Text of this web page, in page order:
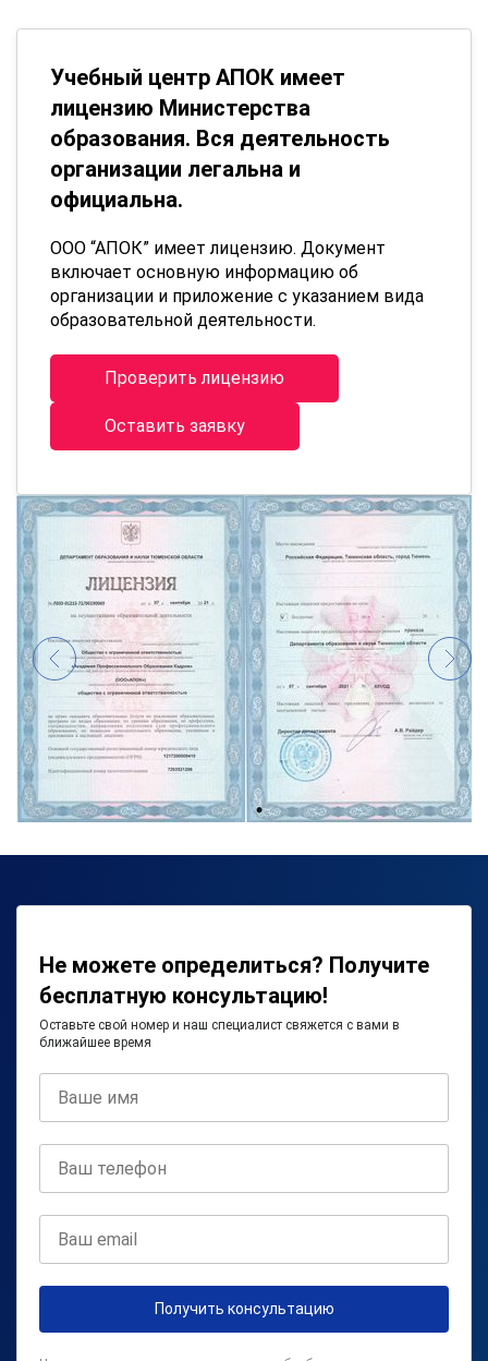
Учебный центр АПОК имеет
лицензию Министерства
образования. Вся деятельность
организации легальна и
официальна.
ООО “АПОК” имеет лицензию. Документ
включает основную информацию об
организации и приложение с указанием вида
образовательной деятельности.
Проверить лицензию
Оставить заявку
Не можете определиться? Получите
бесплатную консультацию!
Оставьте свой номер и наш специалист свяжется с вами в
ближайшее время
Получить консультацию